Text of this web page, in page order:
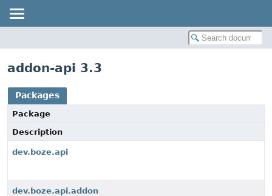
addon-api 3.3
Packages
Package
Description
dev.boze.api
dev.boze.api.addon